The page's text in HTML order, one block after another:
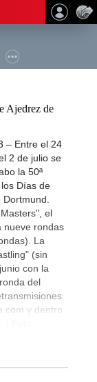
Ajedrez de
– Entre el 24
2 de julio se
la 50ª
Días de
el
nueve rondas
La
(sin
con la
del
y dentro